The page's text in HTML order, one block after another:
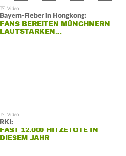
Bayern-Fieber in Hongkong:
FANS BEREITEN MÜNCHNERN
LAUTSTARKEN…
RKI:
FAST 12.000 HITZETOTE IN
DIESEM JAHR